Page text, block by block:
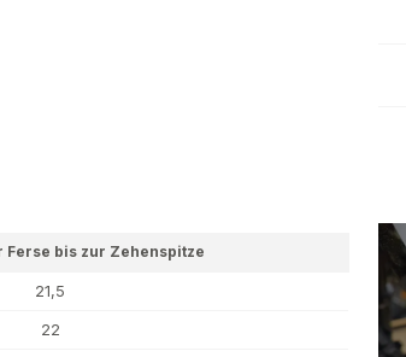
Ferse bis zur Zehenspitze
21,5
22